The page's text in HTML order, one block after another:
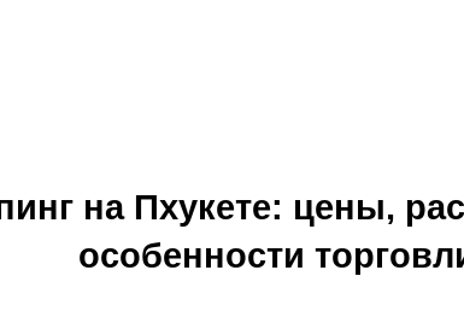
на Пхукете: цены,
особенности